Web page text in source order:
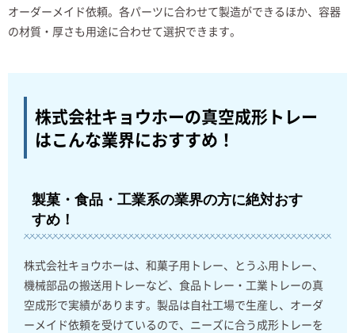
オーダーメイド依頼。各パーツに合わせて製造ができるほか、容器
の材質・厚さも用途に合わせて選択できます。
株式会社キョウホーの真空成形トレー
はこんな業界におすすめ！
製菓・食品・工業系の業界の方に絶対おす
すめ！
株式会社キョウホーは、和菓子用トレー、とうふ用トレー、
機械部品の搬送用トレーなど、食品トレー・工業トレーの真
空成形で実績があります。製品は自社工場で生産し、オーダ
ーメイド依頼を受けているので、ニーズに合う成形トレーを